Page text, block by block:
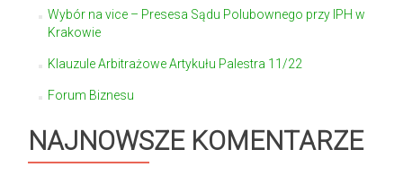
Wybór na vice – Presesa Sądu Polubownego przy IPH w
Krakowie
Klauzule Arbitrażowe Artykułu Palestra 11/22
Forum Biznesu
NAJNOWSZE KOMENTARZE